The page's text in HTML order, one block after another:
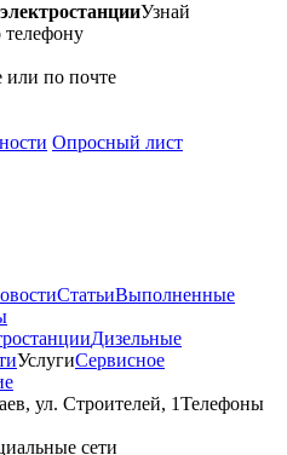
электростанцииУзнай
или по почте
Опросный лист
СтатьиВыполненные
Дизельные
УслугиСервисное
ул. Строителей, 1Телефоны
сети